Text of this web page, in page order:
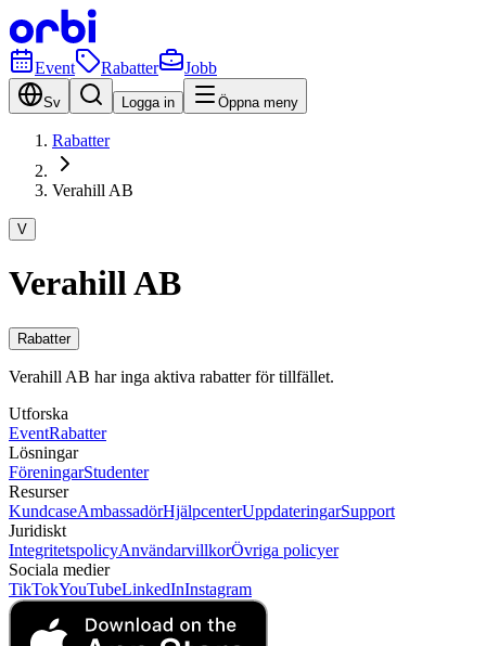
Event Rabatter Jobb
Sv Logga in Öppna meny
Rabatter
Verahill AB
V
Verahill AB
Rabatter
Verahill AB har inga aktiva rabatter för tillfället.
Utforska
EventRabatter
Lösningar
FöreningarStudenter
Resurser
KundcaseAmbassadörHjälpcenterUppdateringarSupport
Juridiskt
IntegritetspolicyAnvändarvillkorÖvriga policyer
Sociala medier
TikTokYouTubeLinkedInInstagram